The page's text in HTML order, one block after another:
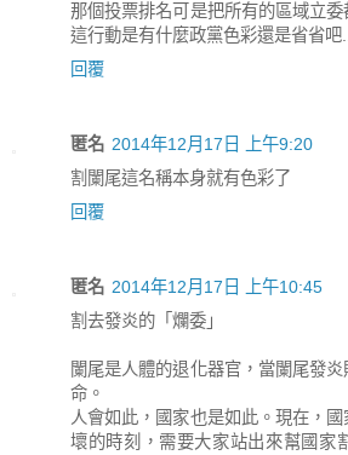
那個投票排名可是把所有的區域立
這行動是有什麼政黨色彩還是省省吧...
回覆
匿名 2014年12月17日 上午9:20
割闌尾這名稱本身就有色彩了
回覆
匿名 2014年12月17日 上午10:45
割去發炎的「爛委」
闌尾是人體的退化器官，當闌尾發
命。
人會如此，國家也是如此。現在，
壞的時刻，需要大家站出來幫國家